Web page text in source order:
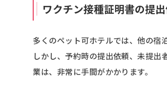
ワクチン接種証明書の提
多くのペット可ホテルでは、他の宿
しかし、予約時の提出依頼、未提
業は、非常に手間がかかります。